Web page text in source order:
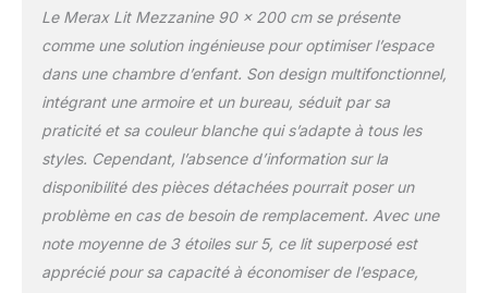
ses études Bois massif :
est robuste et durable,
avec une forte capacité
de charge et une stabilité
fortes, et la conception
sécurité de votre enfant
et peut être utilisé
pendant une longue
période, un choix
respectueux de
l'environnement et sain
Le Merax Lit Mezzanine 90 x 200 cm se présente
comme une solution ingénieuse pour optimiser l’espace
dans une chambre d’enfant. Son design multifonctionnel,
intégrant une armoire et un bureau, séduit par sa
praticité et sa couleur blanche qui s’adapte à tous les
styles. Cependant, l’absence d’information sur la
disponibilité des pièces détachées pourrait poser un
problème en cas de besoin de remplacement. Avec une
note moyenne de 3 étoiles sur 5, ce lit superposé est
apprécié pour sa capacité à économiser de l’espace,